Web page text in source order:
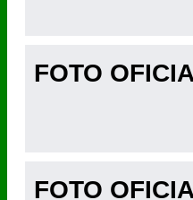
FOTO
FOTO